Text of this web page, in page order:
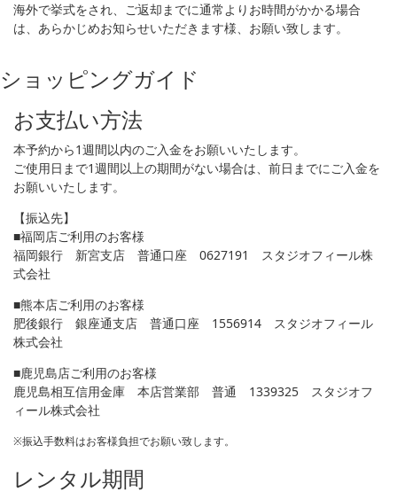
海外で挙式をされ、ご返却までに通常よりお時間がかかる場合
は、あらかじめお知らせいただきます様、お願い致します。
ショッピングガイド
お支払い方法
本予約から1週間以内のご入金をお願いいたします。
ご使用日まで1週間以上の期間がない場合は、前日までにご入金を
お願いいたします。
【振込先】
■福岡店ご利用のお客様
福岡銀行 新宮支店 普通口座 0627191 スタジオフィール株
式会社
■熊本店ご利用のお客様
肥後銀行 銀座通支店 普通口座 1556914 スタジオフィール
株式会社
■鹿児島店ご利用のお客様
鹿児島相互信用金庫 本店営業部 普通 1339325 スタジオフ
ィール株式会社
※振込手数料はお客様負担でお願い致します。
レンタル期間